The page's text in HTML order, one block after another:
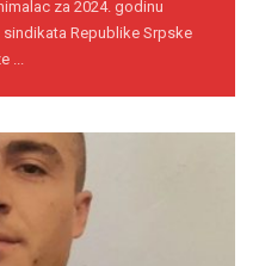
za 2024. godinu
sindikata Republike Srpske